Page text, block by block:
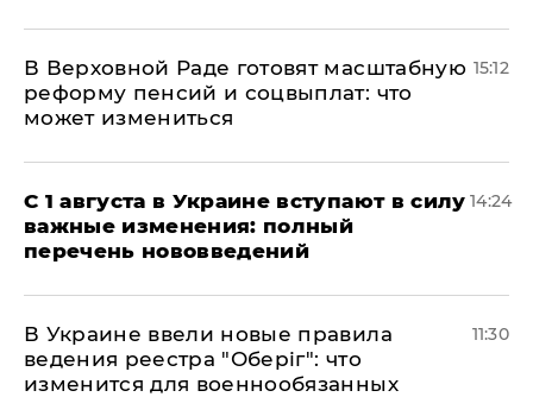
В Верховной Раде готовят масштабную
реформу пенсий и соцвыплат: что
может измениться
15:12
С 1 августа в Украине вступают в силу
важные изменения: полный
перечень нововведений
14:24
В Украине ввели новые правила
ведения реестра "Оберіг": что
изменится для военнообязанных
11:30